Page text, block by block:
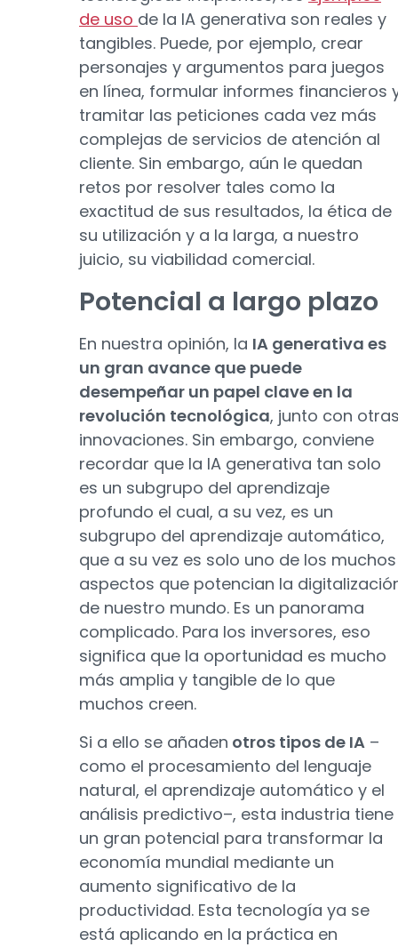
de uso de la IA generativa son reales y
tangibles. Puede, por ejemplo, crear
personajes y argumentos para juegos
en línea, formular informes financieros
tramitar las peticiones cada vez más
complejas de servicios de atención al
cliente. Sin embargo, aún le quedan
retos por resolver tales como la
exactitud de sus resultados, la ética de
su utilización y a la larga, a nuestro
juicio, su viabilidad comercial.
Potencial a largo plazo
En nuestra opinión, la IA generativa es
un gran avance que puede
desempeñar un papel clave en la
revolución tecnológica, junto con
innovaciones. Sin embargo, conviene
recordar que la IA generativa tan solo
es un subgrupo del aprendizaje
profundo el cual, a su vez, es un
subgrupo del aprendizaje automático,
que a su vez es solo uno de los muchos
aspectos que potencian la
de nuestro mundo. Es un panorama
complicado. Para los inversores, eso
significa que la oportunidad es mucho
más amplia y tangible de lo que
muchos creen.
Si a ello se añaden otros tipos de IA –
como el procesamiento del lenguaje
natural, el aprendizaje automático y el
análisis predictivo–, esta industria tiene
un gran potencial para transformar la
economía mundial mediante un
aumento significativo de la
productividad. Esta tecnología ya se
está aplicando en la práctica en